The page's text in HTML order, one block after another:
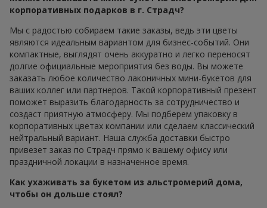
корпоративных подарков в г. Страдч?
Мы с радостью собираем такие заказы, ведь эти цветы
являются идеальным вариантом для бизнес-событий. Они
компактные, выглядят очень аккуратно и легко переносят
долгие официальные мероприятия без воды. Вы можете
заказать любое количество лаконичных мини-букетов для
ваших коллег или партнеров. Такой корпоративный презент
поможет выразить благодарность за сотрудничество и
создаст приятную атмосферу. Мы подберем упаковку в
корпоративных цветах компании или сделаем классический
нейтральный вариант. Наша служба доставки быстро
привезет заказ по Страдч прямо к вашему офису или
праздничной локации в назначенное время.
Как ухаживать за букетом из альстромерий дома,
чтобы он дольше стоял?